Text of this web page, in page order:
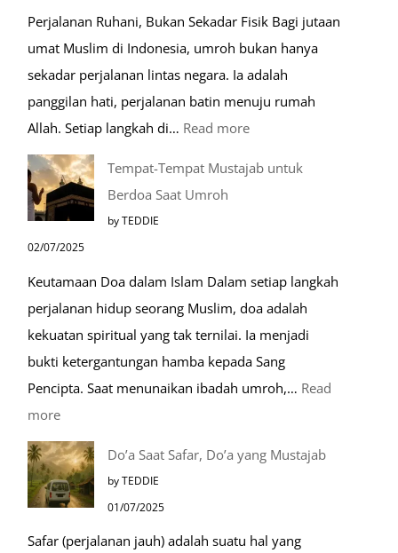
Perjalanan Ruhani, Bukan Sekadar Fisik Bagi jutaan
umat Muslim di Indonesia, umroh bukan hanya
sekadar perjalanan lintas negara. Ia adalah
panggilan hati, perjalanan batin menuju rumah
Allah. Setiap langkah di… Read more:
Paket
Umroh
Dengan
Kereta
Cepat
Tempat-Tempat Mustajab untuk
Berdoa Saat Umroh
by TEDDIE
02/07/2025
Keutamaan Doa dalam Islam Dalam setiap langkah
perjalanan hidup seorang Muslim, doa adalah
kekuatan spiritual yang tak ternilai. Ia menjadi
bukti ketergantungan hamba kepada Sang
Pencipta. Saat menunaikan ibadah umroh,… Read
more:
Tempat-
Tempat
Mustajab
Berdoa
Do’a Saat Safar, Do’a yang Mustajab
by TEDDIE
01/07/2025
Safar (perjalanan jauh) adalah suatu hal yang